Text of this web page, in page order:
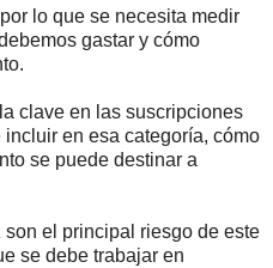
lo que se necesita medir
gastar y cómo
clave en las suscripciones
en esa categoría, cómo
se puede destinar a
el principal riesgo de este
se debe trabajar en